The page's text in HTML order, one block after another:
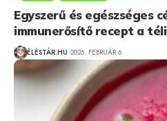
Egyszerű és egészséges
immunerősítő recept a
ÉLÉSTÁR.HU 2026. FEBRUÁR 6.